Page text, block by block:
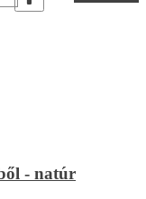
- natúr